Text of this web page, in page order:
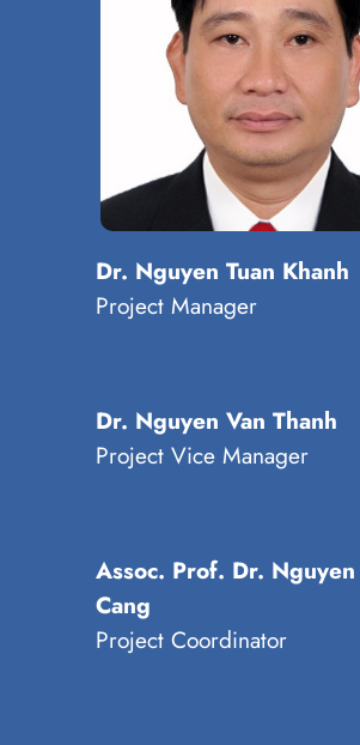
Dr. Nguyen Tuan Khanh
Project Manager
Dr. Nguyen Van Thanh
Project Vice Manager
Assoc. Prof. Dr.
Cang
Project Coordinator